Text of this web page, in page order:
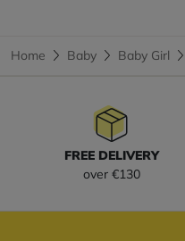
Home Baby Baby Girl
FREE DELIVERY
over €130